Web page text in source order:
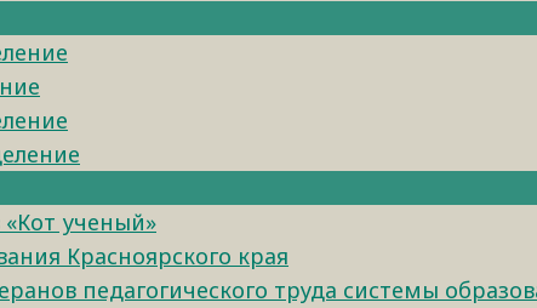
«Кот ученый»
Красноярского края
педагогического труда системы